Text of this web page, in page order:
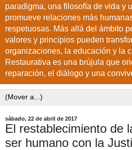
paradigma, una filosofía de vida y
promueve relaciones más
respetuosas. Más allá del ámbito
valores y principios pueden
organizaciones, la educación y la
Restaurativa es una brújula que
reparación, el diálogo y una
sábado, 22 de abril de 2017
El restablecimiento de
ser humano con la